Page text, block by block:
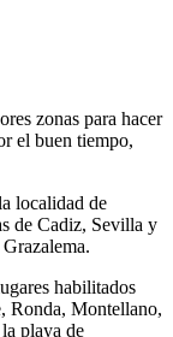
zonas para hacer
el buen tiempo,
localidad de
de Cadiz, Sevilla y
habilitados
Ronda, Montellano,
playa de